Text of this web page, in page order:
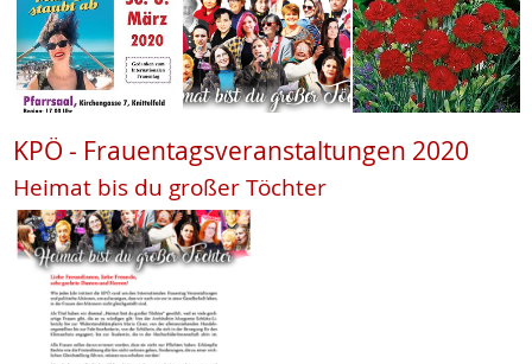
KPÖ - Frauentagsveranstaltungen 2020
Heimat bis du großer Töchter